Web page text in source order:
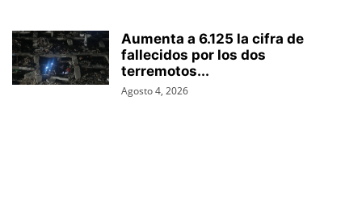
Aumenta a 6.125 la cifra de
fallecidos por los dos
terremotos...
Agosto 4, 2026